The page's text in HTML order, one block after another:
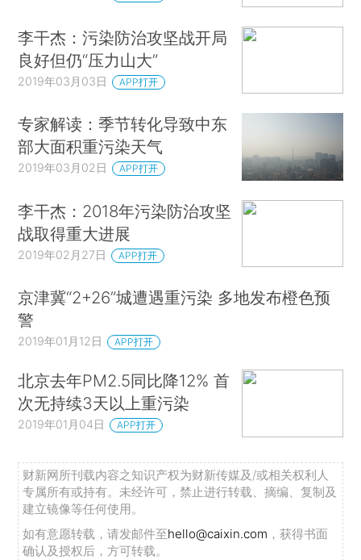
同比下降了9.3%。三个重点区域改善得更多一些，
京津冀及周边地区是11.8%，长三角是10.2%，汾渭
平原是10.8%，北京是12.1%。
但李干杰也提到，当前蓝天保卫战的形势还非
常严峻，要有清醒认识。总结起来有“五个性”非常
明显和突出。第一，是思想认识的摇摆性。抓一阵
松一阵；第二，是治理任务的艰巨性。攻坚越来越
难，骨头越啃越硬，好做的事做得差不多了，后面
要做的就是更加难的事；第三，是工作推进的不平
衡性。区域与区域之间，城市与城市之间、行业与
行业之间，有的快一些，有的慢一些，有的好一
些，有的差一些；第四，是工作基础的不适应性。
与打大仗、硬仗、苦仗相比，包括硬件、软件、人
力、装备、思想、能力、作风等各个方面都还有相
当的差距。第五，是自然因素气象条件影响的不确
定性。
存在多种声音。对此，李干杰也对其中的一些说法
做出回应。在谈到“一刀切”问题时，李干杰称，生
态环境部对于环保执法“一刀切”的态度一直是非常
鲜明的，坚决反对、坚决制止、严格禁止。“一刀
李干杰：污染防治攻坚战开局
良好但仍“压力山大”
2019年03月03日 APP打开
专家解读：季节转化导致中东
部大面积重污染天气
2019年03月02日 APP打开
李干杰：2018年污染防治攻坚
战取得重大进展
2019年02月27日 APP打开
京津冀“2+26”城遭遇重污染 多地发布橙色预
警
2019年01月12日 APP打开
北京去年PM2.5同比降12% 首
次无持续3天以上重污染
2019年01月04日 APP打开
财新网所刊载内容之知识产权为财新传媒及/或相关权利人
专属所有或持有。未经许可，禁止进行转载、摘编、复制及
建立镜像等任何使用。
如有意愿转载，请发邮件至hello@caixin.com ，获得书面
确认及授权后，方可转载。